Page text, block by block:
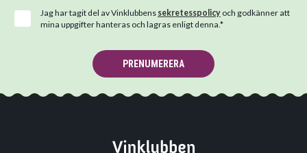
Jag har tagit del av Vinklubbens sekretesspolicy och godkänner att
mina uppgifter hanteras och lagras enligt denna.*
PRENUMERERA